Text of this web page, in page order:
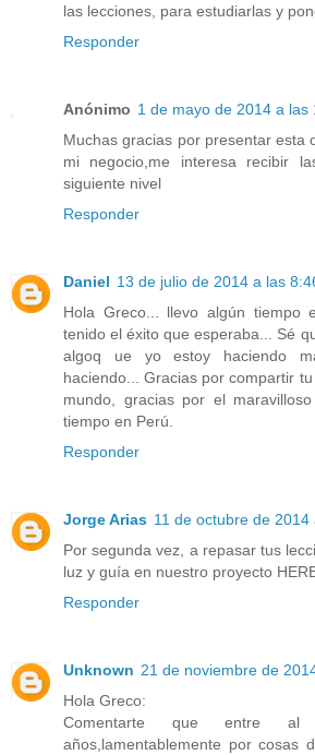
las lecciones, para estudiarlas y
Responder
Anónimo 1 de mayo de 2014 a las
Muchas gracias por presentar esta
mi negocio,me interesa recibir
siguiente nivel
Responder
Daniel 13 de julio de 2014 a las
Hola Greco... llevo algún
tenido el éxito que esperaba... Sé
algoq ue yo estoy haciendo
haciendo... Gracias por compartir
mundo, gracias por el
tiempo en Perú.
Responder
Jorge Arias 11 de octubre de 2014
Por segunda vez, a repasar tus
luz y guía en nuestro proyecto
Responder
Unknown 21 de noviembre de
Hola Greco:
Comentarte que entre
años,lamentablemente por cosas